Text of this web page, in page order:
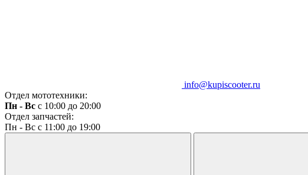
info@kupiscooter.ru
Отдел мототехники:
Пн - Вс с 10:00 до 20:00
Отдел запчастей:
Пн - Вс с 11:00 до 19:00